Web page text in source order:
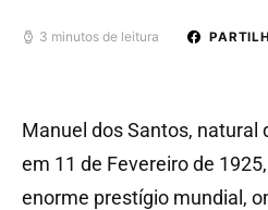
3 minutos de leitura
Manuel dos Santos, natural
em 11 de Fevereiro de
enorme prestígio mundial,